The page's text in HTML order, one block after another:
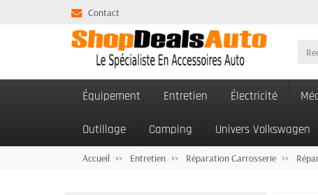
Contact
Équipement Entretien Électricité
Outillage Camping Univers Volkswagen
Accueil Entretien Réparation Carrosserie